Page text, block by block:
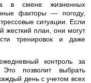
в смене жизненных
факторы — погоду,
ситуации. Если
жесткий план, они могут
тренировок и даже
контроль за
позволит выбрать
день с учетом всех